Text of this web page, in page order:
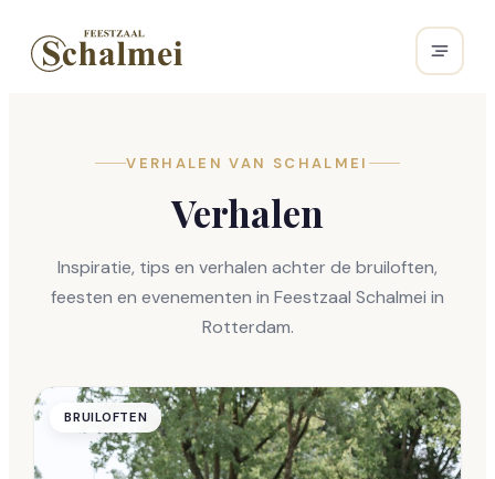
VERHALEN VAN SCHALMEI
Verhalen
Inspiratie, tips en verhalen achter de bruiloften,
feesten en evenementen in Feestzaal Schalmei in
Rotterdam.
BRUILOFTEN